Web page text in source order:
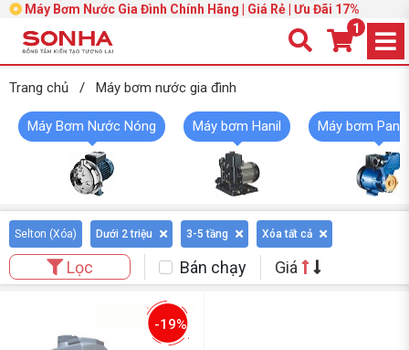
Máy Bơm Nước Gia Đình Chính Hãng | Giá Rẻ | Ưu Đãi 17%
1
Trang chủ / Máy bơm nước gia đình
Máy Bơm Nước Nóng Máy bơm Hanil Máy bơm
Selton (Xóa) Dưới 2 triệu 3-5 tầng Xóa tất cả
Lọc Bán chạy Giá
-19%